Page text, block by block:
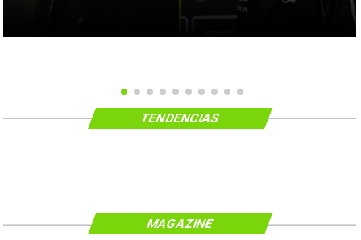
TENDENCIAS
MAGAZINE